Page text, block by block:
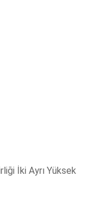
İki Ayrı Yüksek